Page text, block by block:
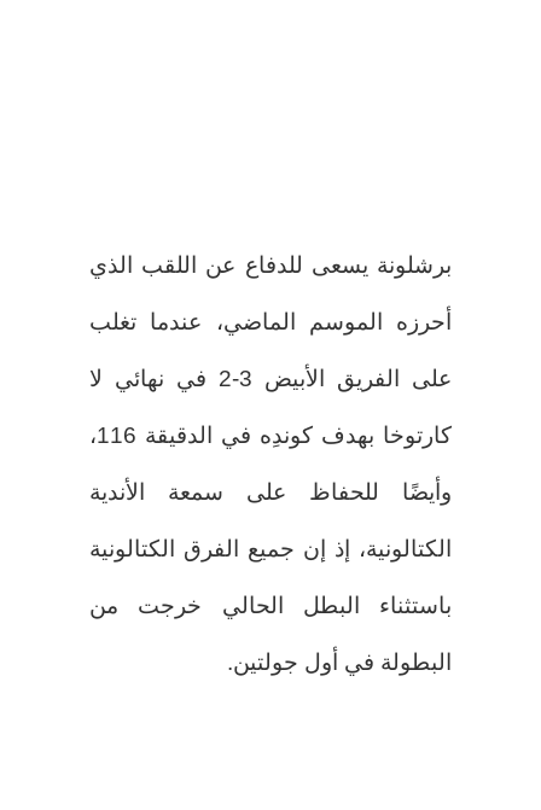
برشلونة يسعى للدفاع عن اللقب الذي
أحرزه الموسم الماضي، عندما تغلب
على الفريق الأبيض 3-2 في نهائي لا
كارتوخا بهدف كوندِه في الدقيقة 116،
وأيضًا للحفاظ على سمعة الأندية
الكتالونية، إذ إن جميع الفرق الكتالونية
باستثناء البطل الحالي خرجت من
البطولة في أول جولتين.